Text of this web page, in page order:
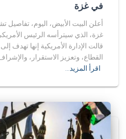
في غزة
أعلن البيت الأبيض، اليوم،
غزة، الذي سيترأسه الرئيس
قالت الإدارة الأمريكية إنها تهدف
القطاع، وتعزيز الاستقرار،
اقرأ المزيد…